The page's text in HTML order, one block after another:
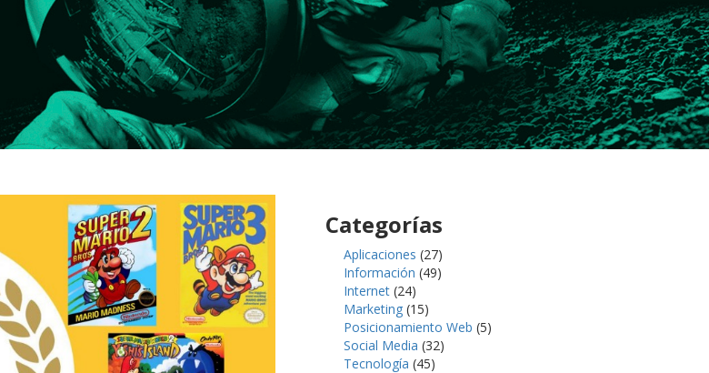
Categorías
Aplicaciones (27)
Información (49)
Internet (24)
Marketing (15)
Posicionamiento Web (5)
Social Media (32)
Tecnología (45)